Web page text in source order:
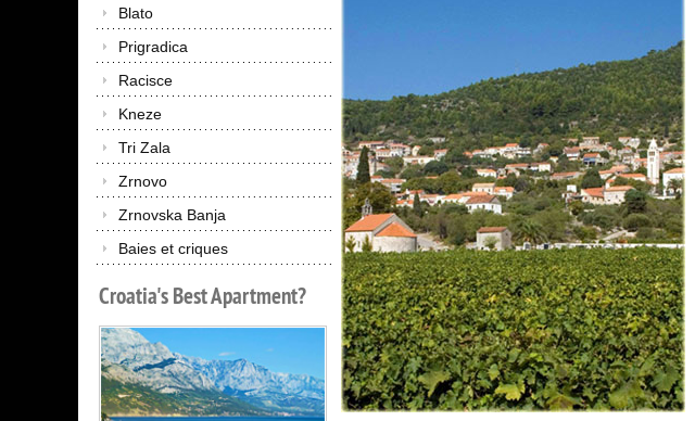
Blato
Prigradica
Racisce
Kneze
Tri Zala
Zrnovo
Zrnovska Banja
Baies et criques
Croatia'sBestApartment?